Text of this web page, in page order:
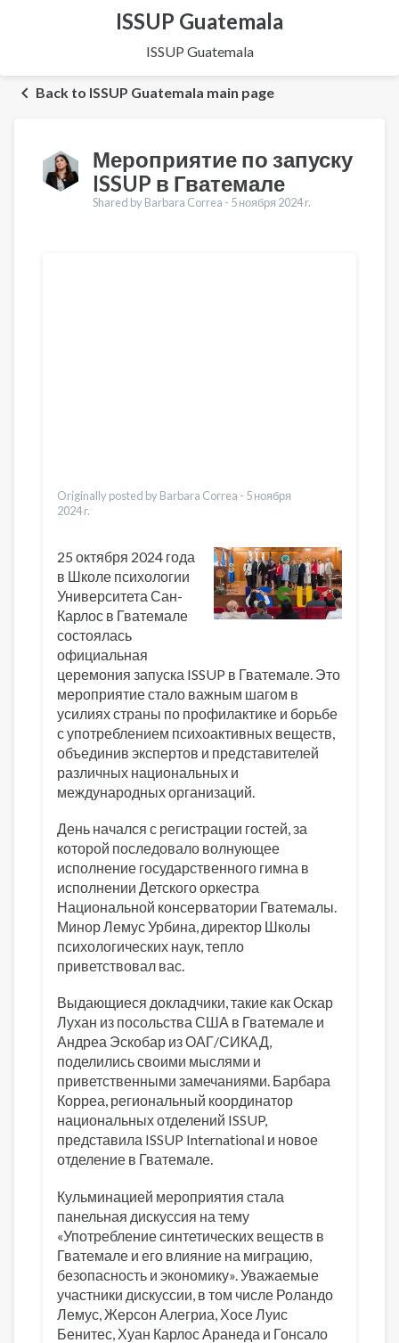
ISSUP Guatemala
ISSUP Guatemala
Back to ISSUP Guatemala main page
Мероприятие по запуску
ISSUP в Гватемале
Shared by Barbara Correa - 5 ноября 2024 r.
Originally posted by Barbara Correa - 5 ноября
2024 r.
25 октября 2024 года
в Школе психологии
Университета Сан-
Карлос в Гватемале
состоялась
официальная
церемония запуска ISSUP в Гватемале. Это
мероприятие стало важным шагом в
усилиях страны по профилактике и борьбе
с употреблением психоактивных веществ,
объединив экспертов и представителей
различных национальных и
международных организаций.
День начался с регистрации гостей, за
которой последовало волнующее
исполнение государственного гимна в
исполнении Детского оркестра
Национальной консерватории Гватемалы.
Минор Лемус Урбина, директор Школы
психологических наук, тепло
приветствовал вас.
Выдающиеся докладчики, такие как Оскар
Лухан из посольства США в Гватемале и
Андреа Эскобар из ОАГ/СИКАД,
поделились своими мыслями и
приветственными замечаниями. Барбара
Корреа, региональный координатор
национальных отделений ISSUP,
представила ISSUP International и новое
отделение в Гватемале.
Кульминацией мероприятия стала
панельная дискуссия на тему
«Употребление синтетических веществ в
Гватемале и его влияние на миграцию,
безопасность и экономику». Уважаемые
участники дискуссии, в том числе Роландо
Лемус, Жерсон Алегриа, Хосе Луис
Бенитес, Хуан Карлос Аранеда и Гонсало